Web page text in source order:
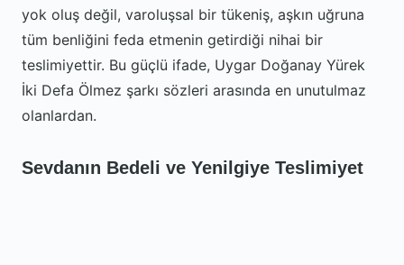
yok oluş değil, varoluşsal bir tükeniş, aşkın uğruna
tüm benliğini feda etmenin getirdiği nihai bir
teslimiyettir. Bu güçlü ifade, Uygar Doğanay Yürek
İki Defa Ölmez şarkı sözleri arasında en unutulmaz
olanlardan.
Sevdanın Bedeli ve Yenilgiye Teslimiyet